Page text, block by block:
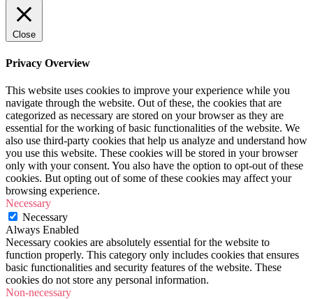
Close
Privacy Overview
This website uses cookies to improve your experience while you
navigate through the website. Out of these, the cookies that are
categorized as necessary are stored on your browser as they are
essential for the working of basic functionalities of the website. We
also use third-party cookies that help us analyze and understand how
you use this website. These cookies will be stored in your browser
only with your consent. You also have the option to opt-out of these
cookies. But opting out of some of these cookies may affect your
browsing experience.
Necessary
Necessary
Always Enabled
Necessary cookies are absolutely essential for the website to
function properly. This category only includes cookies that ensures
basic functionalities and security features of the website. These
cookies do not store any personal information.
Non-necessary